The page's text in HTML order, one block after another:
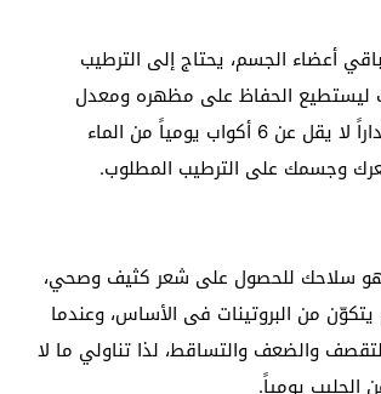
أعضاء الجسم، يحتاج إلى الترطيب
ليستطيع الحفاظ على مظهره ومعدل
نموّه، تناولي مقداراً لا يقل عن 6 أكواب يومياً من الماء
وجسمك على الترطيب المطلوب.
هو سلاحك للحصول على شعر كثيف وصحي،
من البروتينات فى الأساس، وعندما
والضعف والتساقط، لذا تناولي ما لا
يومياً.